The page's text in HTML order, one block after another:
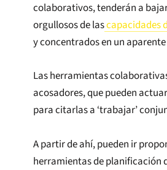
colaborativos, tenderán a
orgullosos de lascapacidades
y concentrados en un
Las herramientas
acosadores, que pueden
para citarlas a ‘trabajar’
A partir de ahí, pueden ir
herramientas de planificación